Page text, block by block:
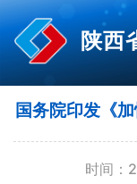
陕西
国务院印发《加
时间：